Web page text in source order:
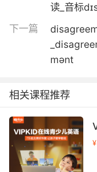
5. And I can't
possibly disallow
我不认为有法院 会
读_音标
下一篇
mənt
相关课程推荐
¥